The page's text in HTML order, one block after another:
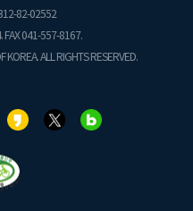
82-02552
FAX 041-557-8167.
ALL RIGHTS RESERVED.